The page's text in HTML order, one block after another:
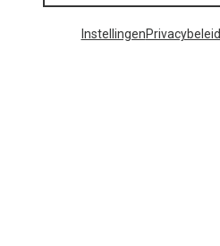
InstellingenPrivacybeleid